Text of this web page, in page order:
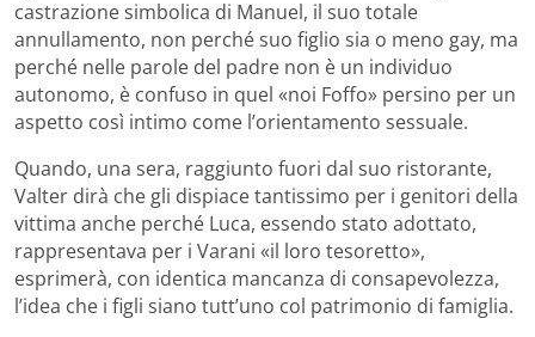
castrazione simbolica di Manuel, il suo totale
annullamento, non perché suo figlio sia o meno gay, ma
perché nelle parole del padre non è un individuo
autonomo, è confuso in quel «noi Foffo» persino per un
aspetto così intimo come l’orientamento sessuale.
Quando, una sera, raggiunto fuori dal suo ristorante,
Valter dirà che gli dispiace tantissimo per i genitori della
vittima anche perché Luca, essendo stato adottato,
rappresentava per i Varani «il loro tesoretto»,
esprimerà, con identica mancanza di consapevolezza,
l’idea che i figli siano tutt’uno col patrimonio di famiglia.